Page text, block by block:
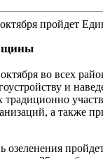
во всех
и
традиционно
а также
озеленения